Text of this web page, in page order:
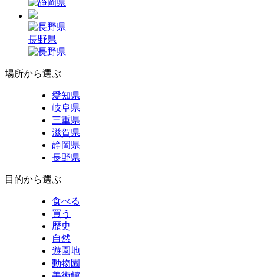
長野県
場所から選ぶ
愛知県
岐阜県
三重県
滋賀県
静岡県
長野県
目的から選ぶ
食べる
買う
歴史
自然
遊園地
動物園